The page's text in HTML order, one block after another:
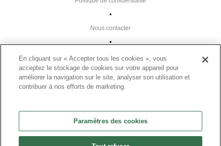
Plan du site
•
Liens utiles
•
Nous contacter
•
•
FAQ
•
En cliquant sur « Accepter tous les cookies », vous
acceptez le stockage de cookies sur votre appareil pour
améliorer la navigation sur le site, analyser son utilisation et
contribuer à nos efforts de marketing.
Paramètres des cookies